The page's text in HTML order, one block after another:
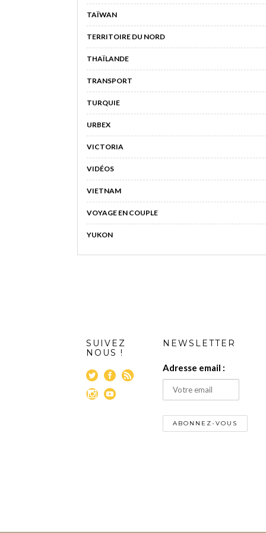
TAÏWAN
TERRITOIRE DU NORD
THAÏLANDE
TRANSPORT
TURQUIE
URBEX
VICTORIA
VIDÉOS
VIETNAM
VOYAGE EN COUPLE
YUKON
SUIVEZ
NOUS !
NEWSLETTER
Adresse email :